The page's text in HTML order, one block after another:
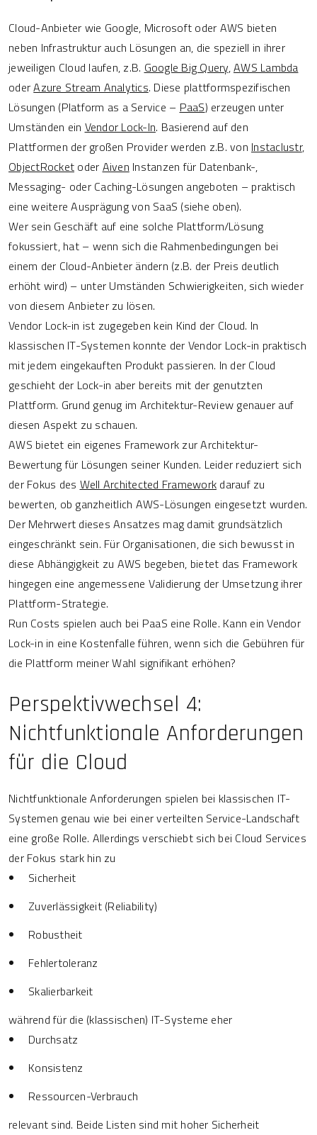
Cloud-Anbieter wie Google, Microsoft oder AWS bieten
neben Infrastruktur auch Lösungen an, die speziell in ihrer
jeweiligen Cloud laufen, z.B. Google Big Query,AWS Lambda
oderAzure Stream Analytics. Diese plattformspezifischen
Lösungen (Platform as a Service – PaaS) erzeugen unter
Umständen ein Vendor Lock-In. Basierend auf den
Plattformen der großen Provider werden z.B. von Instaclustr,
ObjectRocket oder Aiven Instanzen für Datenbank-,
Messaging- oder Caching-Lösungen angeboten – praktisch
eine weitere Ausprägung von SaaS (siehe oben).
Wer sein Geschäft auf eine solche Plattform/Lösung
fokussiert, hat – wenn sich die Rahmenbedingungen bei
einem der Cloud-Anbieter ändern (z.B. der Preis deutlich
erhöht wird) – unter Umständen Schwierigkeiten, sich wieder
von diesem Anbieter zu lösen.
Vendor Lock-in ist zugegeben kein Kind der Cloud. In
klassischen IT-Systemen konnte der Vendor Lock-in praktisch
mit jedem eingekauften Produkt passieren. In der Cloud
geschieht der Lock-in aber bereits mit der genutzten
Plattform. Grund genug im Architektur-Review genauer auf
diesen Aspekt zu schauen.
AWS bietet ein eigenes Framework zur Architektur-
Bewertung für Lösungen seiner Kunden. Leider reduziert sich
der Fokus des Well Architected Framework darauf zu
bewerten, ob ganzheitlich AWS-Lösungen eingesetzt wurden.
Der Mehrwert dieses Ansatzes mag damit grundsätzlich
eingeschränkt sein. Für Organisationen, die sich bewusst in
diese Abhängigkeit zu AWS begeben, bietet das Framework
hingegen eine angemessene Validierung der Umsetzung ihrer
Plattform-Strategie.
Run Costs spielen auch bei PaaS eine Rolle. Kann ein Vendor
Lock-in in eine Kostenfalle führen, wenn sich die Gebühren für
die Plattform meiner Wahl signifikant erhöhen?
Perspektivwechsel 4:
Nichtfunktionale Anforderungen
für die Cloud
Nichtfunktionale Anforderungen spielen bei klassischen IT-
Systemen genau wie bei einer verteilten Service-Landschaft
eine große Rolle. Allerdings verschiebt sich bei Cloud Services
der Fokus stark hin zu
Sicherheit
Zuverlässigkeit (Reliability)
Robustheit
Fehlertoleranz
Skalierbarkeit
während für die (klassischen) IT-Systeme eher
Durchsatz
Konsistenz
Ressourcen-Verbrauch
relevant sind. Beide Listen sind mit hoher Sicherheit